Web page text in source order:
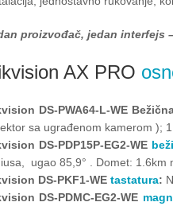
proizvođač, jedan interfejs
AX PRO
DS-PWA64-L-WE
sa ugrađenom kamerom );
DS-PDP15P-EG2-WE
ugao 85,9° . Domet: 1.6km
DS-PKF1-WE tastatura:
DS-PDMC-EG2-WE